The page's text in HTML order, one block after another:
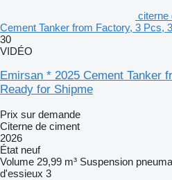
citerne
Cement Tanker from Factory, 3 Pcs,
30
VIDÉO
Emirsan * 2025 Cement Tanker
Ready for Shipme
Prix sur demande
Citerne de ciment
2026
État neuf
Volume 29,99 m³ Suspension
d'essieux 3